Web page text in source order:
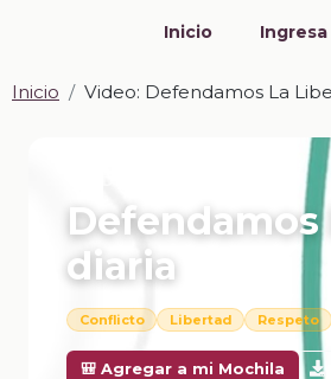
Inicio Ingresa
Inicio Video: Defendamos La
diaria
Conflicto Libertad Respeto
🎒 Agregar a mi Mochila